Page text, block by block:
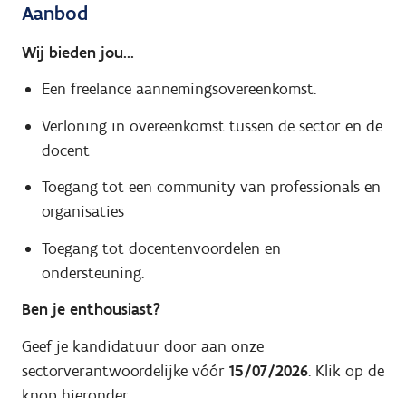
Aanbod
Wij bieden jou...
Een freelance aannemingsovereenkomst.
Verloning in overeenkomst tussen de sector en de
docent
Toegang tot een community van professionals en
organisaties
Toegang tot docentenvoordelen en
ondersteuning.
Ben je enthousiast?
Geef je kandidatuur door aan onze
sectorverantwoordelijke vóór 15/07/2026. Klik op de